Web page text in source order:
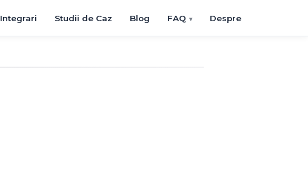
Integrari Studii de Caz Blog FAQ Despre